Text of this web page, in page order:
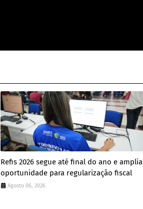
Refis 2026 segue até final do ano e amplia
oportunidade para regularização fiscal
Agosto 06, 2026